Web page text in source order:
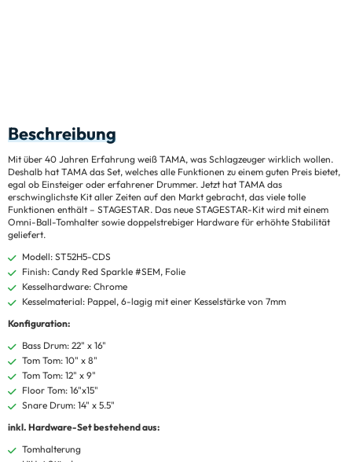
Beschreibung
Mit über 40 Jahren Erfahrung weiß TAMA, was Schlagzeuger wirklich wollen.
Deshalb hat TAMA das Set, welches alle Funktionen zu einem guten Preis bietet,
egal ob Einsteiger oder erfahrener Drummer. Jetzt hat TAMA das
erschwinglichste Kit aller Zeiten auf den Markt gebracht, das viele tolle
Funktionen enthält – STAGESTAR. Das neue STAGESTAR-Kit wird mit einem
Omni-Ball-Tomhalter sowie doppelstrebiger Hardware für erhöhte Stabilität
geliefert.
Modell: ST52H5-CDS
Finish: Candy Red Sparkle #SEM, Folie
Kesselhardware: Chrome
Kesselmaterial: Pappel, 6-lagig mit einer Kesselstärke von 7mm
Konfiguration:
Bass Drum: 22" x 16"
Tom Tom: 10" x 8"
Tom Tom: 12" x 9"
Floor Tom: 16"x15"
Snare Drum: 14" x 5.5"
inkl. Hardware-Set bestehend aus:
Tomhalterung